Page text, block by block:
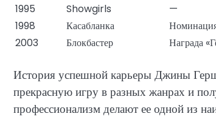
1995
Showgirls
—
1998
Касабланка
2003
Блокбастер Награда
История успешной карьеры Джины
прекрасную игру в разных жанрах и
профессионализм делают ее одной из